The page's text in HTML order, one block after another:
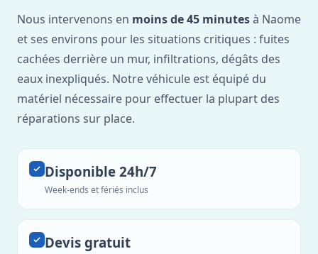
Nous intervenons en moins de 45 minutesà Naome
et ses environs pour les situations critiques : fuites
cachées derrière un mur, infiltrations, dégâts des
eaux inexpliqués. Notre véhicule est équipé du
matériel nécessaire pour effectuer la plupart des
réparations sur place.
Disponible 24h/7
Week-ends et fériés inclus
Devis gratuit